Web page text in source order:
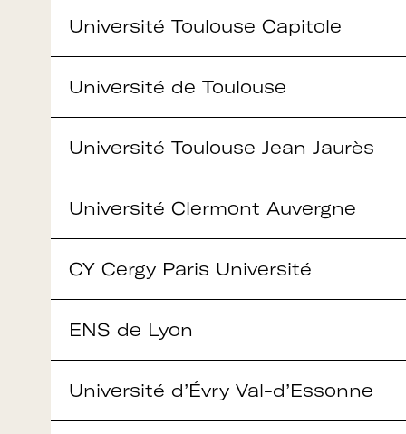
adhérent
Se souvenir de
Université Toulouse Capitole
Université de Toulouse
Université Toulouse Jean Jaurès
Université Clermont Auvergne
CY Cergy Paris Université
ENS de Lyon
Université d’Évry Val-d’Essonne